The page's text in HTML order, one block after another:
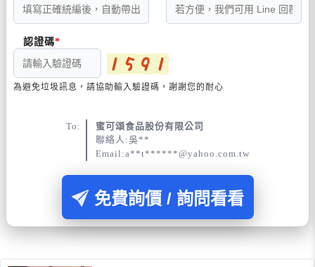
認證碼
為避免垃圾訊息，請協助輸入驗證碼，謝謝您的耐心
To:
蜜可頌食品股份有限公司
聯絡人:吳**
Email:a**t******@yahoo.com.tw
免費詢價 / 詢問看看